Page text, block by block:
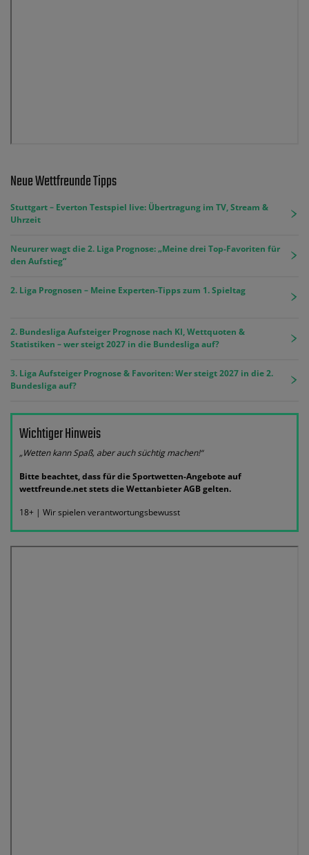
Neue Wettfreunde Tipps
Stuttgart – Everton Testspiel live: Übertragung im TV, Stream &
Uhrzeit
Neururer wagt die 2. Liga Prognose: „Meine drei Top-Favoriten für
den Aufstieg“
2. Liga Prognosen – Meine Experten-Tipps zum 1. Spieltag
2. Bundesliga Aufsteiger Prognose nach KI, Wettquoten &
Statistiken – wer steigt 2027 in die Bundesliga auf?
3. Liga Aufsteiger Prognose & Favoriten: Wer steigt 2027 in die 2.
Bundesliga auf?
Wichtiger Hinweis
„Wetten kann Spaß, aber auch süchtig machen!“
Bitte beachtet, dass für die Sportwetten-Angebote auf
wettfreunde.net stets die Wettanbieter AGB gelten.
18+ | Wir spielen verantwortungsbewusst